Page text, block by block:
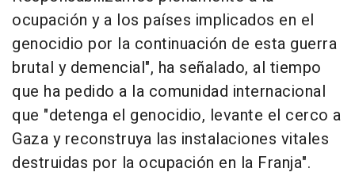
ocupación y a los países implicados en el
genocidio por la continuación de esta guerra
brutal y demencial", ha señalado, al tiempo
que ha pedido a la comunidad internacional
que "detenga el genocidio, levante el cerco a
Gaza y reconstruya las instalaciones vitales
destruidas por la ocupación en la Franja".